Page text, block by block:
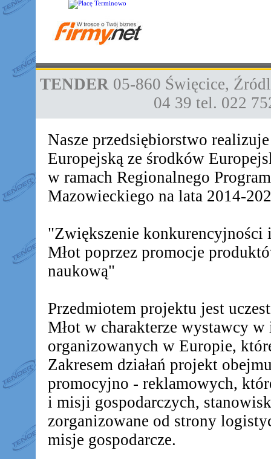
TENDER 05-860 Święcice,
04 39 tel. 022
Nasze przedsiębiorstwo
Europejską ze środków
w ramach Regionalnego
Mazowieckiego na lata 2014-
"Zwiększenie
Młot poprzez promocje
naukową"
Przedmiotem projektu jest
Młot w charakterze wystawcy
organizowanych w Europie,
Zakresem działań projekt
promocyjno - reklamowych,
i misji gospodarczych,
zorganizowane od strony
misje gospodarcze.